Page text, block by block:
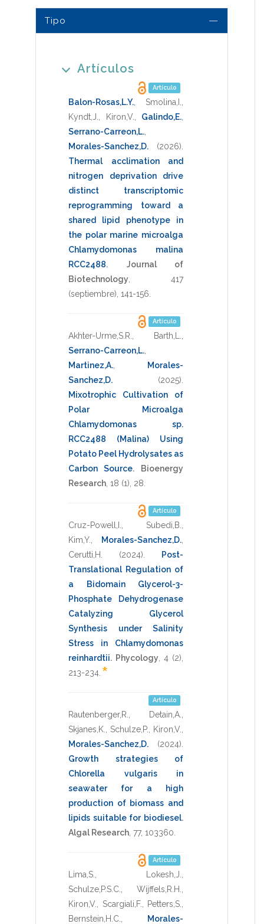
Tipo
Artículos
Artículo
Balon-Rosas,L.Y. Smolina,I.
Kyndt,J.
Kiron,V. Galindo,E.
Serrano-Carreon,L.
Morales-Sanchez,D.
(2026)
Thermal acclimation and
nitrogen deprivation drive
distinct transcriptomic
reprogramming toward a
shared lipid phenotype in
the polar marine microalga
Chlamydomonas malina
RCC2488.
Journal of
Biotechnology
417
(septiembre), 141-156
Artículo
Akhter-Urme,S.R. Barth,L.
Serrano-Carreon,L.
Martinez,A.
Morales-
Sanchez,D.
(2025)
Mixotrophic Cultivation of
Polar Microalga
Chlamydomonas sp.
RCC2488 (Malina) Using
Potato Peel Hydrolysates as
Carbon Source.
Bioenergy
Research 18 (1), 28
Artículo
Cruz-Powell,I. Subedi,B.
Kim,Y.
Morales-Sanchez,D.
Cerutti,H.
(2024)
Post-
Translational Regulation of
a Bidomain Glycerol-3-
Phosphate Dehydrogenase
Catalyzing Glycerol
Synthesis under Salinity
Stress in Chlamydomonas
reinhardtii. Phycology 4 (2),
213-234 *
Artículo
Rautenberger,R. Detain,A.
Skjanes,K.
Schulze,P. Kiron,V.
Morales-Sanchez,D.
(2024)
Growth strategies of
Chlorella vulgaris in
seawater for a high
production of biomass and
lipids suitable for biodiesel.
Algal Research 77, 103360
Artículo
Lima,S. Lokesh,J.
Schulze,P.S.C.
Wijffels,R.H.
Kiron,V.
Scargiali,F. Petters,S.
Bernstein,H.C.
Morales-